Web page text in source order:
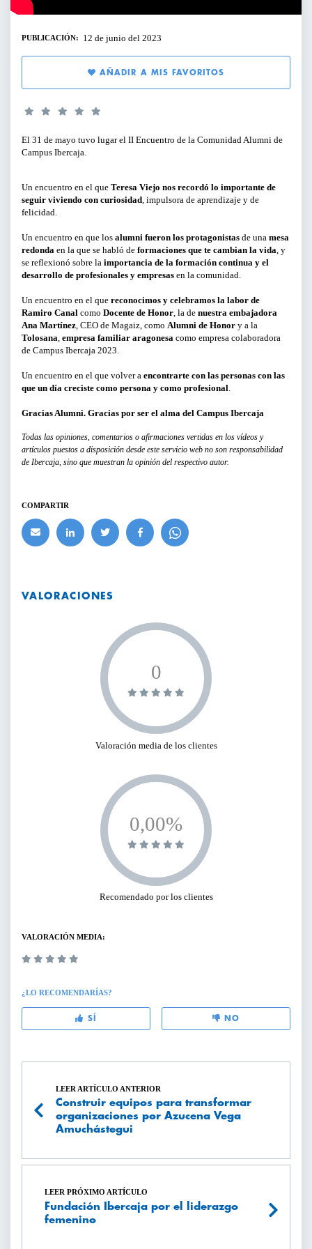
SERVICIOS PARA EMPRESAS
ACTIVIDADES ONLINE
SERVICIO DE OFERTAS DE EMPLEO
PARA GERENTES, DIRECTIVOS Y
RESPONSABLES DE ÁREA
PARA PROFESIONALES
PARA PYMES
TIPO DE CONTENIDO:
CICLOS Y PROGRAMAS
CONFERENCIAS Y MESAS REDONDAS
CURSOS Y TALLERES
PRESENTACIONES
ACTIVIDADES ONLINE
ARTICULOS Y VIDEOS
PERÍODO
BUSCAR
PUBLICACIÓN: 12 de junio del 2023
AÑADIR A MIS FAVORITOS
El 31 de mayo tuvo lugar el II Encuentro de la Comunidad Alumni de
Campus Ibercaja.
Un encuentro en el que Teresa Viejo nos recordó lo importante de
seguir viviendo con curiosidad, impulsora de aprendizaje y de
felicidad.
Un encuentro en que los alumni fueron los protagonistas de una mesa
redonda en la que se habló de formaciones que te cambian la vida, y
se reflexionó sobre la importancia de la formación continua y el
desarrollo de profesionales y empresas en la comunidad.
Un encuentro en el que reconocimos y celebramos la labor de
Ramiro Canal como Docente de Honor, la de nuestra embajadora
Ana Martínez, CEO de Magaiz, como Alumni de Honor y a la
Tolosana, empresa familiar aragonesa como empresa colaboradora
de Campus Ibercaja 2023.
Un encuentro en el que volver a encontrarte con las personas con las
que un día creciste como persona y como profesional.
Gracias Alumni. Gracias por ser el alma del Campus Ibercaja
Todas las opiniones, comentarios o afirmaciones vertidas en los vídeos y
artículos puestos a disposición desde este servicio web no son responsabilidad
de Ibercaja, sino que muestran la opinión del respectivo autor.
COMPARTIR
VALORACIONES
0
Valoración media de los clientes
0,00%
Recomendado por los clientes
VALORACIÓN MEDIA:
¿LO RECOMENDARÍAS?
SÍ NO
LEER ARTÍCULO ANTERIOR
Construir equipos para transformar
organizaciones por Azucena Vega
Amuchástegui
LEER PRÓXIMO ARTÍCULO
Fundación Ibercaja por el liderazgo
femenino